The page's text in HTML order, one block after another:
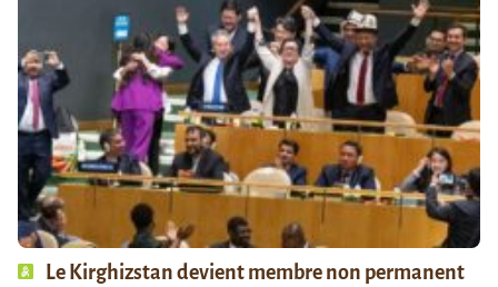
Le Kirghizstan devient membre non permanent